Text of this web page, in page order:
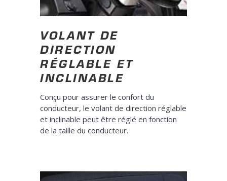
VOLANT DE
DIRECTION
RÉGLABLE ET
INCLINABLE
Conçu pour assurer le confort du
conducteur, le volant de direction réglable
et inclinable peut être réglé en fonction
de la taille du conducteur.